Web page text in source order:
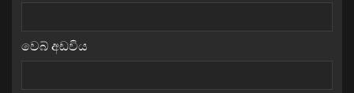
වෙබ් අඩවිය